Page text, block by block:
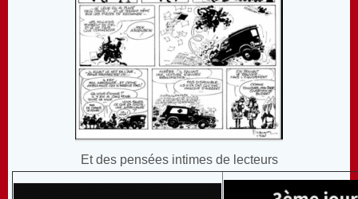
Et des pensées intimes de lecteurs